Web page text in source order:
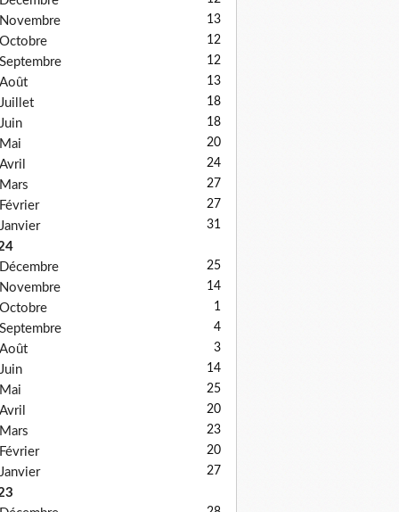
Novembre 13
Octobre 12
Septembre 12
Août 13
Juillet 18
Juin 18
Mai 20
Avril 24
Mars 27
Février 27
Janvier 31
Décembre
25
Novembre 14
Octobre 1
Septembre 4
Août 3
Juin 14
Mai 25
Avril 20
Mars 23
Février 20
Janvier 27